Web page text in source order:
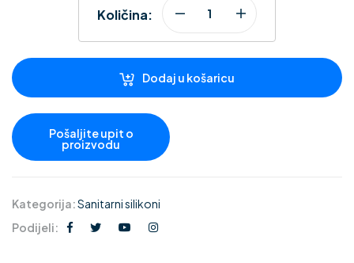
Količina:
Dodaj u košaricu
Kategorija:Sanitarni silikoni
Podijeli: